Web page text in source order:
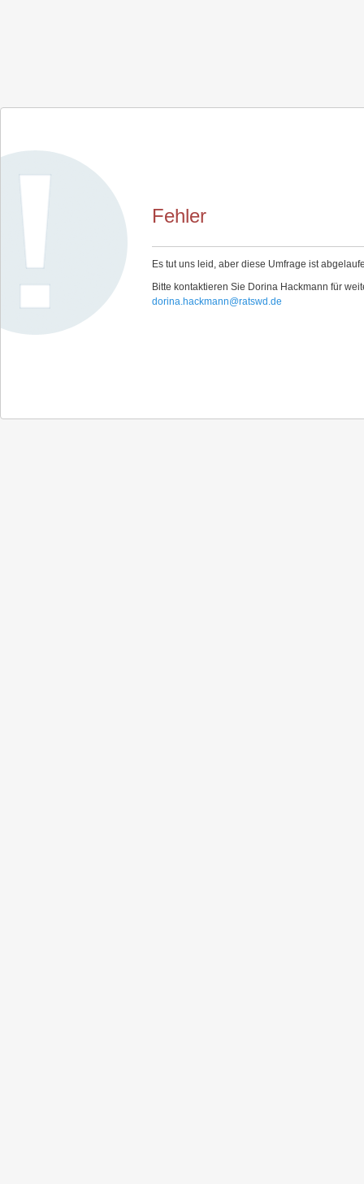
Fehler
Es tut uns leid, aber diese Umfrage ist
Bitte kontaktieren Sie Dorina Hackmann für
dorina.hackmann@ratswd.de